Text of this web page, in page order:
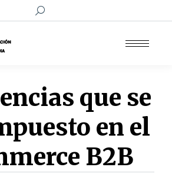
Buscar:
que se
en el
B2B